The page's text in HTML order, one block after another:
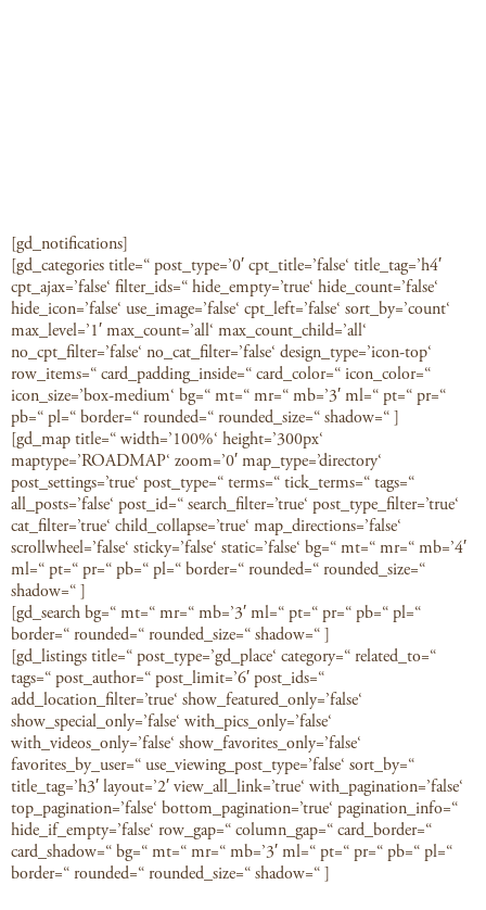
[gd_notifications]
[gd_categories title=“ post_type=’0′ cpt_title=’false‘ title_tag=’h4′
cpt_ajax=’false‘ filter_ids=“ hide_empty=’true‘ hide_count=’false‘
hide_icon=’false‘ use_image=’false‘ cpt_left=’false‘ sort_by=’count‘
max_level=’1′ max_count=’all‘ max_count_child=’all‘
no_cpt_filter=’false‘ no_cat_filter=’false‘ design_type=’icon-top‘
row_items=“ card_padding_inside=“ card_color=“ icon_color=“
icon_size=’box-medium‘ bg=“ mt=“ mr=“ mb=’3′ ml=“ pt=“ pr=“
pb=“ pl=“ border=“ rounded=“ rounded_size=“ shadow=“ ]
[gd_map title=“ width=’100%‘ height=’300px‘
maptype=’ROADMAP‘ zoom=’0′ map_type=’directory‘
post_settings=’true‘ post_type=“ terms=“ tick_terms=“ tags=“
all_posts=’false‘ post_id=“ search_filter=’true‘ post_type_filter=’true‘
cat_filter=’true‘ child_collapse=’true‘ map_directions=’false‘
scrollwheel=’false‘ sticky=’false‘ static=’false‘ bg=“ mt=“ mr=“ mb=’4′
ml=“ pt=“ pr=“ pb=“ pl=“ border=“ rounded=“ rounded_size=“
shadow=“ ]
[gd_search bg=“ mt=“ mr=“ mb=’3′ ml=“ pt=“ pr=“ pb=“ pl=“
border=“ rounded=“ rounded_size=“ shadow=“ ]
[gd_listings title=“ post_type=’gd_place‘ category=“ related_to=“
tags=“ post_author=“ post_limit=’6′ post_ids=“
add_location_filter=’true‘ show_featured_only=’false‘
show_special_only=’false‘ with_pics_only=’false‘
with_videos_only=’false‘ show_favorites_only=’false‘
favorites_by_user=“ use_viewing_post_type=’false‘ sort_by=“
title_tag=’h3′ layout=’2′ view_all_link=’true‘ with_pagination=’false‘
top_pagination=’false‘ bottom_pagination=’true‘ pagination_info=“
hide_if_empty=’false‘ row_gap=“ column_gap=“ card_border=“
card_shadow=“ bg=“ mt=“ mr=“ mb=’3′ ml=“ pt=“ pr=“ pb=“ pl=“
border=“ rounded=“ rounded_size=“ shadow=“ ]